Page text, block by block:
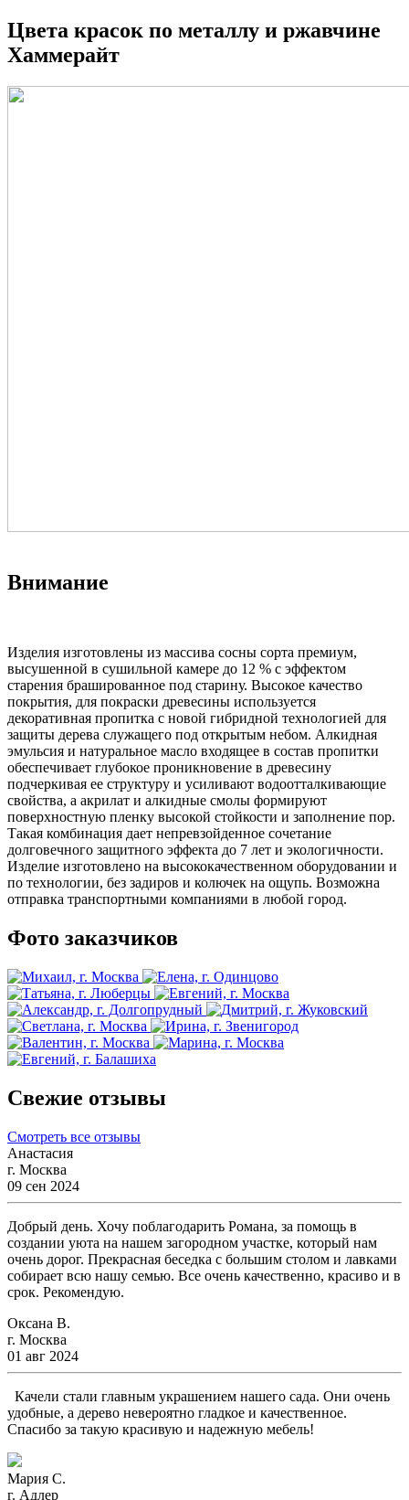
Цвета красок по металлу и ржавчине
Хаммерайт
Внимание
Изделия изготовлены из массива сосны сорта премиум,
высушенной в сушильной камере до 12 % с эффектом
старения брашированное под старину. Высокое качество
покрытия, для покраски древесины используется
декоративная пропитка с новой гибридной технологией для
защиты дерева служащего под открытым небом. Алкидная
эмульсия и натуральное масло входящее в состав пропитки
обеспечивает глубокое проникновение в древесину
подчеркивая ее структуру и усиливают водоотталкивающие
свойства, а акрилат и алкидные смолы формируют
поверхностную пленку высокой стойкости и заполнение пор.
Такая комбинация дает непревзойденное сочетание
долговечного защитного эффекта до 7 лет и экологичности.
Изделие изготовлено на высококачественном оборудовании и
по технологии, без задиров и колючек на ощупь. Возможна
отправка транспортными компаниями в любой город.
Фото заказчиков
Свежие отзывы
Смотреть все отзывы
Анастасия
г. Москва
09 сен 2024
Добрый день. Хочу поблагодарить Романа, за помощь в
создании уюта на нашем загородном участке, который нам
очень дорог. Прекрасная беседка с большим столом и лавками
собирает всю нашу семью. Все очень качественно, красиво и в
срок. Рекомендую.
Оксана В.
г. Москва
01 авг 2024
Качели стали главным украшением нашего сада. Они очень
удобные, а дерево невероятно гладкое и качественное.
Спасибо за такую красивую и надежную мебель!
Мария С.
г. Адлер